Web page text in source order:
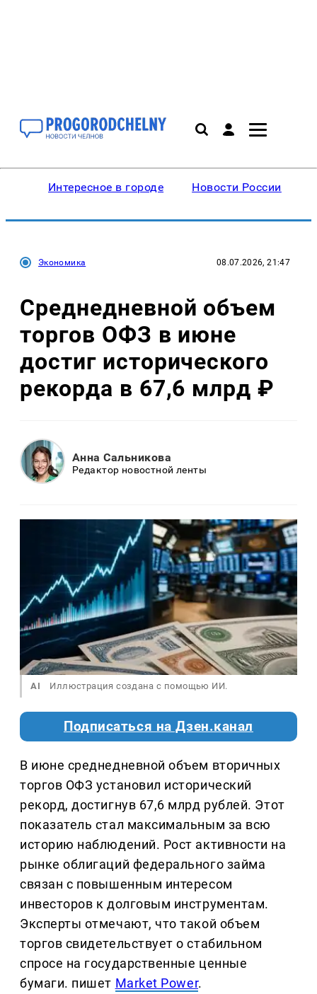
Интересное в городе Новости России
Экономика 08.07.2026, 21:47
Среднедневной объем
торгов ОФЗ в июне
достиг исторического
рекорда в 67,6 млрд ₽
Анна Сальникова
Редактор новостной ленты
AI Иллюстрация создана с помощью ИИ.
Подписаться на Дзен.канал
В июне среднедневной объем вторичных
торгов ОФЗ установил исторический
рекорд, достигнув 67,6 млрд рублей. Этот
показатель стал максимальным за всю
историю наблюдений. Рост активности на
рынке облигаций федерального займа
связан с повышенным интересом
инвесторов к долговым инструментам.
Эксперты отмечают, что такой объем
торгов свидетельствует о стабильном
спросе на государственные ценные
бумаги. пишет Market Power.